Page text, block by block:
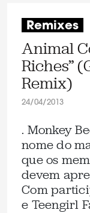
Remixes
Animal
Riches”
Remix)
24/04/2013
. Monkey
nome do
que os
devem
Com
e Teengirl